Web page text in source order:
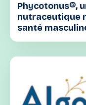
Phycotonus®,
nutraceutique
santé